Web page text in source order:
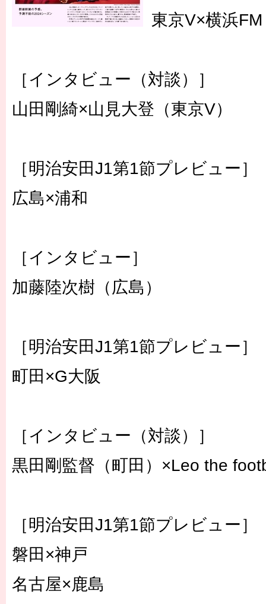
東京V×横浜FM
［インタビュー（対談）］
山田剛綺×山見大登（東京V）
［明治安田J1第1節プレビュー］
広島×浦和
［インタビュー］
加藤陸次樹（広島）
［明治安田J1第1節プレビュー］
町田×G大阪
［インタビュー（対談）］
黒田剛監督（町田）×Leo the
［明治安田J1第1節プレビュー］
磐田×神戸
名古屋×鹿島